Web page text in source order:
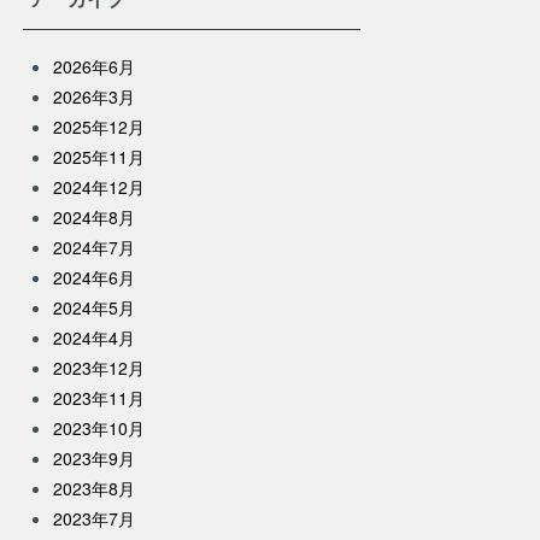
2026年6月
2026年3月
2025年12月
2025年11月
2024年12月
2024年8月
2024年7月
2024年6月
2024年5月
2024年4月
2023年12月
2023年11月
2023年10月
2023年9月
2023年8月
2023年7月